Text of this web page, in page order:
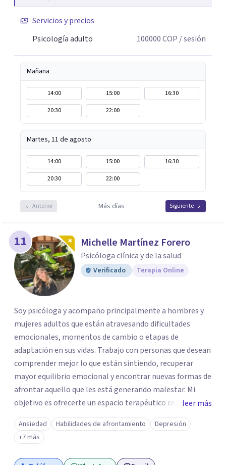
Servicios y precios
Psicología adulto
100000COP / sesión
Mañana
14:00 15:00
16:30
20:30
22:00
Martes, 11 de agosto
14:00 15:00
16:30
20:30
22:00
Anterior Más días Siguiente
11 Michelle Martínez Forero
Psicóloga clínica y de la salud
Verificado Terapia Online
Soy psicóloga y acompaño principalmente a hombres y
mujeres adultos que están atravesando dificultades
emocionales, momentos de cambio o etapas de
adaptación en sus vidas. Trabajo con personas que desean
comprender mejor lo que están sintiendo, recuperar
mayor equilibrio emocional y encontrar nuevas formas de
afrontar aquello que les está generando malestar. Mi
objetivo es ofrecerte un espacio terapéutico cercano,
seguro y libre de juicios, en el que puedas comprender
mejor lo que estás viviendo, reconocer tus necesidades y
desarrollar herramientas que te ayuden a afrontar tu
malestar emocional con mayor claridad y bienestar.
leer más
Ansiedad Habilidades de afrontamiento
Depresión
+7 más